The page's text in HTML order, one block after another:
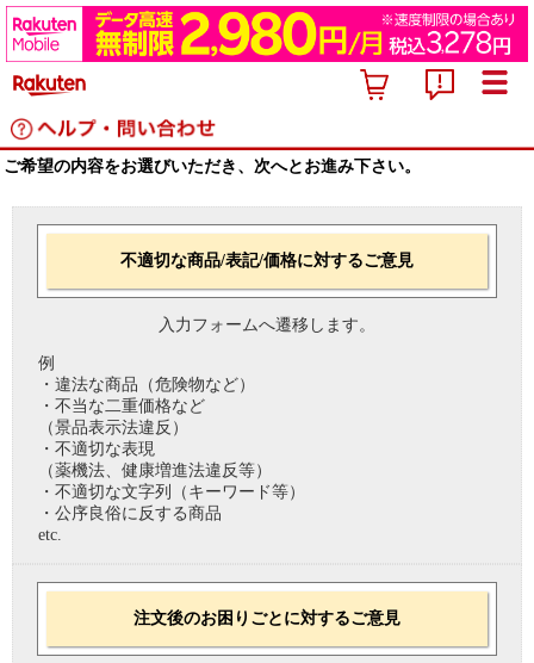
ご希望の内容をお選びいただき、次へとお進み下さい。
不適切な商品/表記/価格に対するご意見
入力フォームへ遷移します。
例
・違法な商品（危険物など）
・不当な二重価格など
（景品表示法違反）
・不適切な表現
（薬機法、健康増進法違反等）
・不適切な文字列（キーワード等）
・公序良俗に反する商品
etc.
注文後のお困りごとに対するご意見